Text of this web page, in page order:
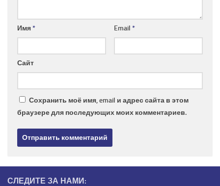
Имя* Email *
Сайт
Сохранить моё имя, email и адрес сайта в этом
браузере для последующих моих комментариев.
СЛЕДИТЕ ЗА НАМИ: